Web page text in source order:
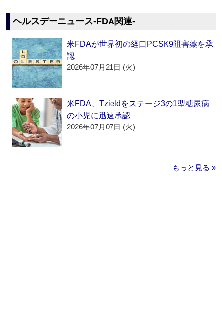
ヘルスデーニュース‐FDA関連‐
米FDAが世界初の経口PCSK9阻害薬を承
認
2026年07月21日 (火)
米FDA、Tzieldをステージ3の1型糖尿病
の小児に迅速承認
2026年07月07日 (火)
もっと見る »